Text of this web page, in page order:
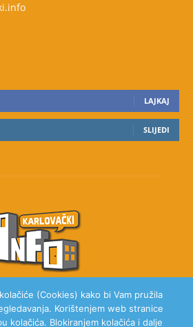
LAJKAJ
SLIJEDI
O NAMA
(Cookies) kako bi Vam pružila
Korištenjem web stranice
kolačića. Blokiranjem kolačića i dalje